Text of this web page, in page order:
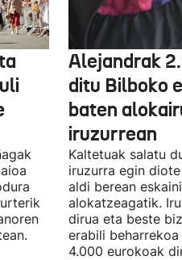
Alejandrak
ditu Bilboko
baten
iruzurrean
Kaltetuak salatu
iruzurra egin
aldi berean
alokatzeagatik.
dirua eta beste
erabili
4.000 eurokoak